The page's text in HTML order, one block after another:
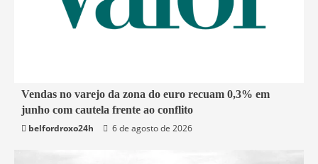
1 min read
Economia
Vendas no varejo da zona do euro recuam 0,3% em
junho com cautela frente ao conflito
belfordroxo24h
6 de agosto de 2026